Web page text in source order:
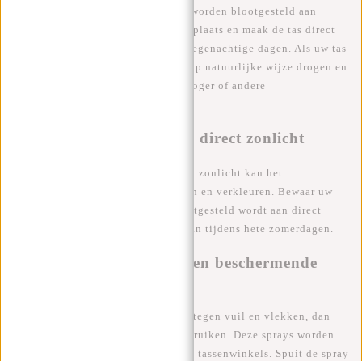
beschadigd raken als ze langdurig worden blootgesteld aan
vocht. Bewaar uw tas op een droge plaats en maak de tas direct
droog na het dragen ervan tijdens regenachtige dagen. Als uw tas
toch nat is geworden, laat het dan op natuurlijke wijze drogen en
vermijd het gebruik van een haardroger of andere
Bescherm uw tas tegen direct zonlicht
Langdurige blootstelling aan direct zonlicht kan het
polyurethaan materiaal beschadigen en verkleuren. Bewaar uw
tas op een plaats waar het niet blootgesteld wordt aan direct
zonlicht en vermijd het dragen ervan tijdens hete zomerdagen.
Behandel uw tas met een beschermende
Als u uw tas extra wilt beschermen tegen vuil en vlekken, dan
kunt u een beschermende spray gebruiken. Deze sprays worden
verkocht in de meeste schoenen- en tassenwinkels. Spuit de spray